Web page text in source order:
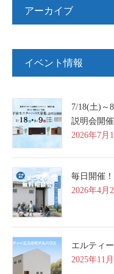
アーカイブ
イベント情報
7/18(土)～
説明会開催
2026年7月
毎日開催
2026年4月
エルティ
2025年11